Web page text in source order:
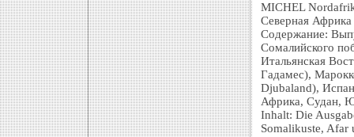
MICHEL
Северная
Содержание:
Сомалийского
Итальянская
Гадамес),
Djubaland),
Африка, Судан,
Inhalt: Die
Somalikuste, Afar